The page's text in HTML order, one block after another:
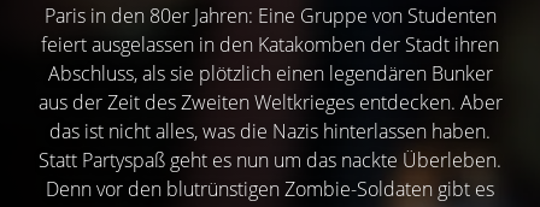
Paris in den 80er Jahren: Eine Gruppe von Studenten
feiert ausgelassen in den Katakomben der Stadt ihren
Abschluss, als sie plötzlich einen legendären Bunker
aus der Zeit des Zweiten Weltkrieges entdecken. Aber
das ist nicht alles, was die Nazis hinterlassen haben.
Statt Partyspaß geht es nun um das nackte Überleben.
Denn vor den blutrünstigen Zombie-Soldaten gibt es